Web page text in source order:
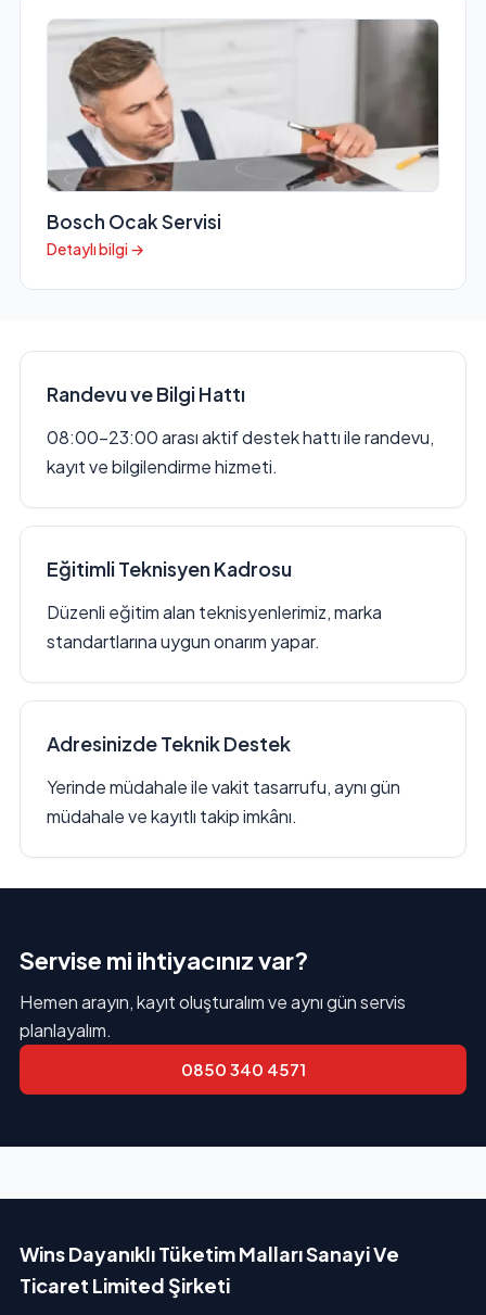
Bosch Ocak Servisi
Detaylı bilgi →
Randevu ve Bilgi Hattı
08:00–23:00 arası aktif destek hattı ile randevu,
kayıt ve bilgilendirme hizmeti.
Eğitimli Teknisyen Kadrosu
Düzenli eğitim alan teknisyenlerimiz, marka
standartlarına uygun onarım yapar.
Adresinizde Teknik Destek
Yerinde müdahale ile vakit tasarrufu, aynı gün
müdahale ve kayıtlı takip imkânı.
Servise mi ihtiyacınız var?
Hemen arayın, kayıt oluşturalım ve aynı gün servis
planlayalım.
0850 340 4571
Wins Dayanıklı Tüketim Malları Sanayi Ve
Ticaret Limited Şirketi